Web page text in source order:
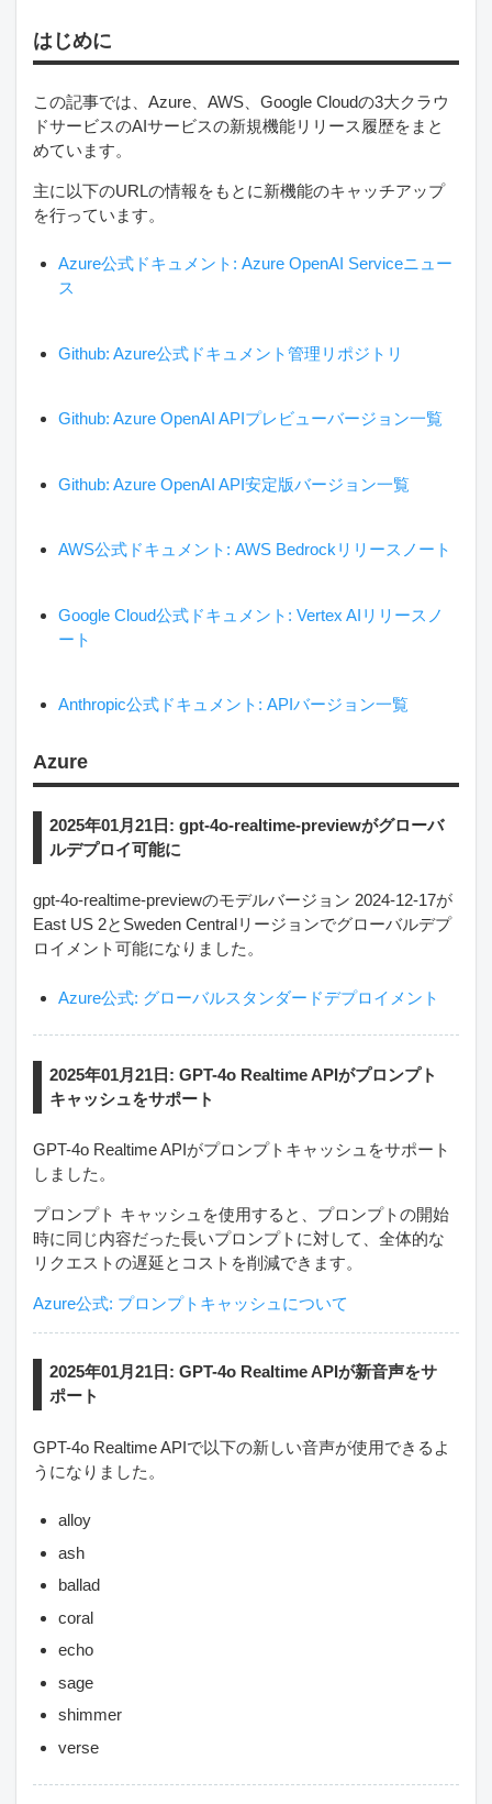
はじめに
この記事では、Azure、AWS、Google Cloudの3大クラウ
ドサービスのAIサービスの新規機能リリース履歴をまと
めています。
主に以下のURLの情報をもとに新機能のキャッチアップ
を行っています。
Azure公式ドキュメント: Azure OpenAI Serviceニュー
ス
Github: Azure公式ドキュメント管理リポジトリ
Github: Azure OpenAI APIプレビューバージョン一覧
Github: Azure OpenAI API安定版バージョン一覧
AWS公式ドキュメント: AWS Bedrockリリースノート
Google Cloud公式ドキュメント: Vertex AIリリースノ
ート
Anthropic公式ドキュメント: APIバージョン一覧
Azure
2025年01月21日: gpt-4o-realtime-previewがグローバ
ルデプロイ可能に
gpt-4o-realtime-previewのモデルバージョン 2024-12-17が
East US 2とSweden Centralリージョンでグローバルデプ
ロイメント可能になりました。
Azure公式: グローバルスタンダードデプロイメント
2025年01月21日: GPT-4o Realtime APIがプロンプト
キャッシュをサポート
GPT-4o Realtime APIがプロンプトキャッシュをサポート
しました。
プロンプト キャッシュを使用すると、プロンプトの開始
時に同じ内容だった長いプロンプトに対して、全体的な
リクエストの遅延とコストを削減できます。
Azure公式: プロンプトキャッシュについて
2025年01月21日: GPT-4o Realtime APIが新音声をサ
ポート
GPT-4o Realtime APIで以下の新しい音声が使用できるよ
うになりました。
alloy
ash
ballad
coral
echo
sage
shimmer
verse